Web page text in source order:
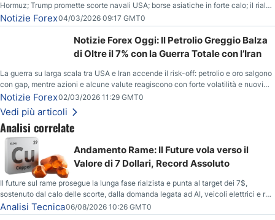
Hormuz; Trump promette scorte navali USA; borse asiatiche in forte calo; il rialzo
del gas naturale mette pressione all’euro.
Notizie Forex04/03/2026 09:17 GMT0
Notizie Forex Oggi: Il Petrolio Greggio Balza
di Oltre il 7% con la Guerra Totale con l’Iran
La guerra su larga scala tra USA e Iran accende il risk-off: petrolio e oro salgono
con gap, mentre azioni e alcune valute reagiscono con forte volatilità e nuovi
livelli da monitorare.
Notizie Forex02/03/2026 11:29 GMT0
Vedi più articoli
Analisi correlate
Andamento Rame: Il Future vola verso il
Valore di 7 Dollari, Record Assoluto
Il future sul rame prosegue la lunga fase rialzista e punta al target dei 7$,
sostenuto dal calo delle scorte, dalla domanda legata ad AI, veicoli elettrici e reti
energetiche, e dai timori di deficit produttivo dal 2028.
Analisi Tecnica06/08/2026 10:26 GMT0